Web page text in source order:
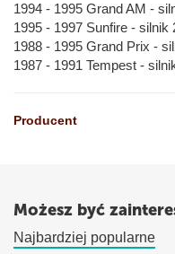
1994 - 1995 Grand AM -
1995 - 1997 Sunfire - silnik
1988 - 1995 Grand Prix -
1987 - 1991 Tempest -
Producent
Możesz być
Najbardziej popularne